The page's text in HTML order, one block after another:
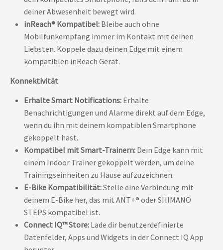
deiner Abwesenheit bewegt wird.
inReach® Kompatibel: Bleibe auch ohne
Mobilfunkempfang immer im Kontakt mit deinen
Liebsten. Koppele dazu deinen Edge mit einem
kompatiblen inReach Gerät.
Konnektivität
Erhalte Smart Notifications: Erhalte
Benachrichtigungen und Alarme direkt auf dem Edge,
wenn du ihn mit deinem kompatiblen Smartphone
gekoppelt hast.
Kompatibel mit Smart-Trainern: Dein Edge kann mit
einem Indoor Trainer gekoppelt werden, um deine
Trainingseinheiten zu Hause aufzuzeichnen.
E-Bike Kompatibilität:Stelle eine Verbindung mit
deinem E-Bike her, das mit ANT+® oder SHIMANO
STEPS kompatibel ist.
Connect IQ™ Store: Lade dir benutzerdefinierte
Datenfelder, Apps und Widgets in der Connect IQ App